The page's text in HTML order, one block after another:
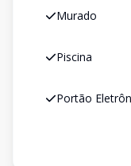
Murado
Piscina
Portão